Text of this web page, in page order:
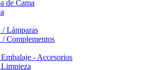
de Cama
Lámparas
Complementos
- Accesorios